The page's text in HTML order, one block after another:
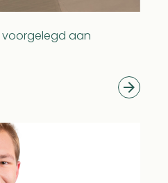
voorgelegd aan